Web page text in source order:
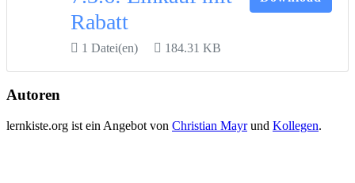
Rabatt
1 Datei(en) 184.31 KB
Autoren
lernkiste.org ist ein Angebot von Christian Mayrund Kollegen.